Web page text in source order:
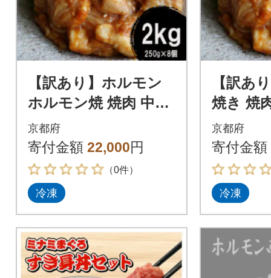
【訳あり】ホルモン
ホルモン焼 焼肉 中ト
ロホルモン シマ腸 2k
g(250g×8) にんにく味
噌味
京都府
寄付金額 22,000円
（0件）
冷凍
【訳あ
焼き 焼
モン シ
×12) に
京都府
寄付金額
冷凍